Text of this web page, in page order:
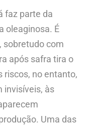
faz parte da
oleaginosa. É
sobretudo com
após safra tira o
riscos, no entanto,
invisíveis, às
Uma das